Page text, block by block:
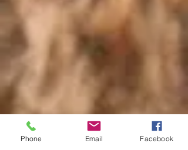
Phone Email Facebook